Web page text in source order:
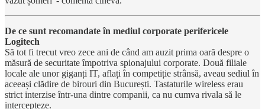
De ce sunt recomandate în mediul corporate perifericele
Logitech
Să tot fi trecut vreo zece ani de când am auzit prima oară despre o
măsură de securitate împotriva spionajului corporate. Două filiale
locale ale unor giganți IT, aflați în competiție strânsă, aveau sediul în
aceeași clădire de birouri din București. Tastaturile wireless erau
strict interzise într-una dintre companii, ca nu cumva rivala să le
intercepteze.